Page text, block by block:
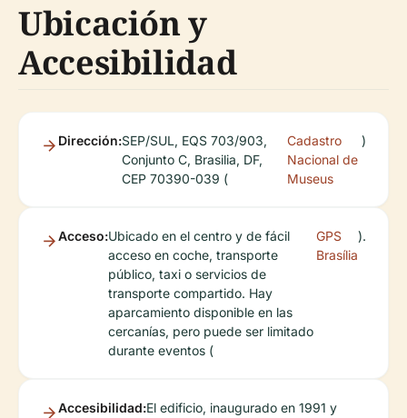
Ubicación y
Accesibilidad
Dirección:SEP/SUL, EQS 703/903,
Conjunto C, Brasilia, DF,
CEP 70390-039 (
Cadastro
Nacional de
Museus
)
Acceso:Ubicado en el centro y de fácil
acceso en coche, transporte
público, taxi o servicios de
transporte compartido. Hay
aparcamiento disponible en las
cercanías, pero puede ser limitado
durante eventos (
GPS
Brasília
).
Accesibilidad:El edificio, inaugurado en 1991 y